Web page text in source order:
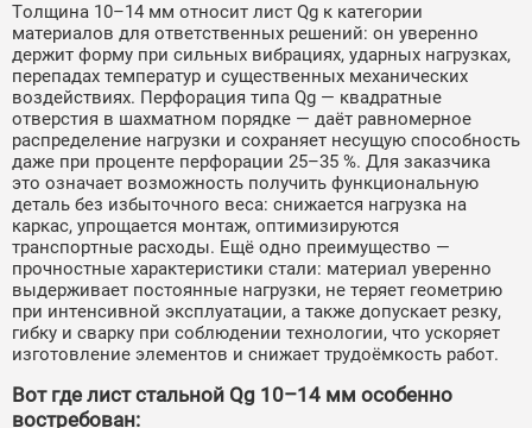
Толщина 10–14 мм относит лист Qg к категории
материалов для ответственных решений: он уверенно
держит форму при сильных вибрациях, ударных нагрузках,
перепадах температур и существенных механических
воздействиях. Перфорация типа Qg — квадратные
отверстия в шахматном порядке — даёт равномерное
распределение нагрузки и сохраняет несущую способность
даже при проценте перфорации 25–35 %. Для заказчика
это означает возможность получить функциональную
деталь без избыточного веса: снижается нагрузка на
каркас, упрощается монтаж, оптимизируются
транспортные расходы. Ещё одно преимущество —
прочностные характеристики стали: материал уверенно
выдерживает постоянные нагрузки, не теряет геометрию
при интенсивной эксплуатации, а также допускает резку,
гибку и сварку при соблюдении технологии, что ускоряет
изготовление элементов и снижает трудоёмкость работ.
Вот где лист стальной Qg 10–14 мм особенно
востребован: